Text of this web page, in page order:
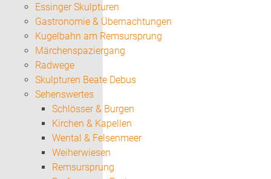
Essinger Skulpturen
Gastronomie & Übernachtungen
Kugelbahn am Remsursprung
Märchenspaziergang
Radwege
Skulpturen Beate Debus
Sehenswertes
Schlösser & Burgen
Kirchen & Kapellen
Wental & Felsenmeer
Weiherwiesen
Remsursprung